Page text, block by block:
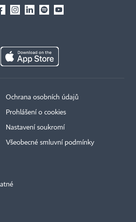
Ochrana osobních údajů
Prohlášení o cookies
Nastavení soukromí
Všeobecné smluvní podmínky